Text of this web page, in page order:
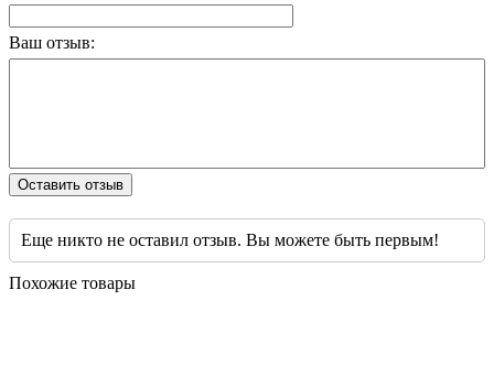
Ваш отзыв:
Оставить отзыв
Еще никто не оставил отзыв. Вы можете быть первым!
Похожие товары